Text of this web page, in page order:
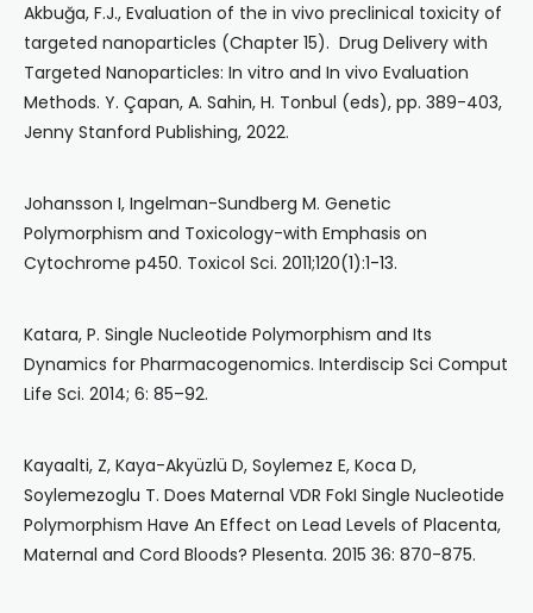
Akbuğa, F.J., Evaluation of the in vivo preclinical toxicity of
targeted nanoparticles (Chapter 15). Drug Delivery with
Targeted Nanoparticles: In vitro and In vivo Evaluation
Methods. Y. Çapan, A. Sahin, H. Tonbul (eds), pp. 389-403,
Jenny Stanford Publishing, 2022.
Johansson I, Ingelman-Sundberg M. Genetic
Polymorphism and Toxicology-with Emphasis on
Cytochrome p450. Toxicol Sci. 2011;120(1):1-13.
Katara, P. Single Nucleotide Polymorphism and Its
Dynamics for Pharmacogenomics. Interdiscip Sci Comput
Life Sci. 2014; 6: 85–92.
Kayaalti, Z, Kaya-Akyüzlü D, Soylemez E, Koca D,
Soylemezoglu T. Does Maternal VDR FokI Single Nucleotide
Polymorphism Have An Effect on Lead Levels of Placenta,
Maternal and Cord Bloods? Plesenta. 2015 36: 870-875.